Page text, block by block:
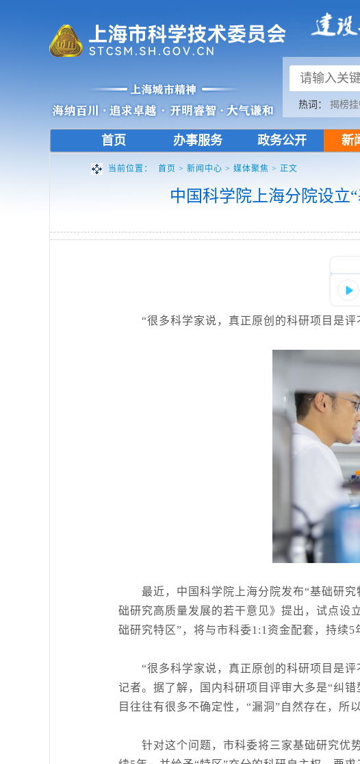
热词： 揭榜挂
首页 办事服务 政务公开 新
当前位置： 首页 > 新闻中心 > 媒体聚焦 > 正文
中国科学院上海分院设立
“很多科学家说，真正原创的科研项目是评
最近，中国科学院上海分院发布“基础研究
础研究高质量发展的若干意见》提出，试点设
础研究特区”，将与市科委1:1资金配套，持续
“很多科学家说，真正原创的科研项目是评
记者。据了解，国内科研项目评审大多是“纠
目往往有很多不确定性，“漏洞”自然存在，所
针对这个问题，市科委将三家基础研究优势